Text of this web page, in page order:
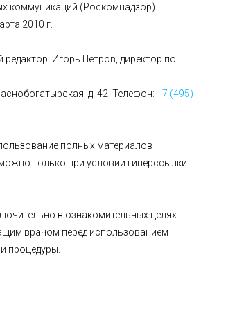
коммуникаций (Роскомнадзор).
2010 г.
Игорь Петров, директор по
д. 42. Телефон: +7 (495)
полных материалов
только при условии гиперссылки
в ознакомительных целях.
врачом перед использованием
процедуры.